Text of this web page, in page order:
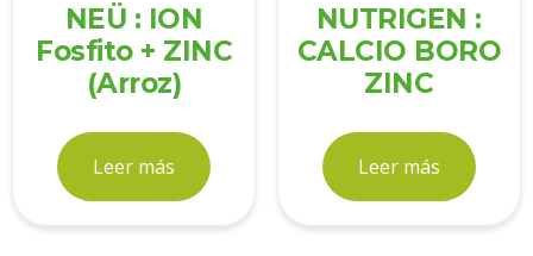
NEÜ : ION
Fosfito + ZINC
(Arroz)
Leer más
NUTRIGEN :
CALCIO BORO
ZINC
Leer más